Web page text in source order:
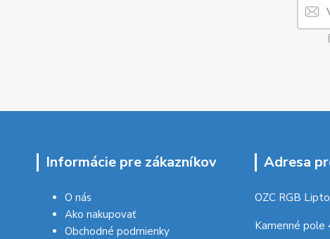
Informácie pre zákazníkov
O nás
Ako nakupovať
Obchodné podmienky
Adresa
OZC RGB
Kamenné pole